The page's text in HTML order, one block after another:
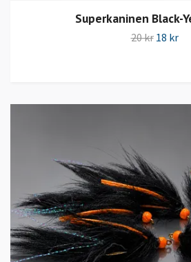
Superkaninen Black-
20 kr 18 kr